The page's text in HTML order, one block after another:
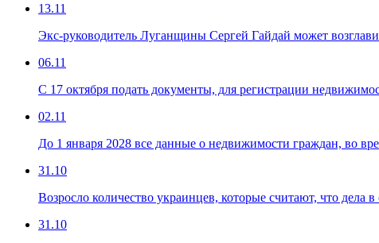
13.11
Экс-руководитель Луганщины Сергей Гайдай может
06.11
С 17 октября подать документы, для регистрации
02.11
До 1 января 2028 все данные о недвижимости граждан, во
31.10
Возросло количество украинцев, которые считают, что дела
31.10